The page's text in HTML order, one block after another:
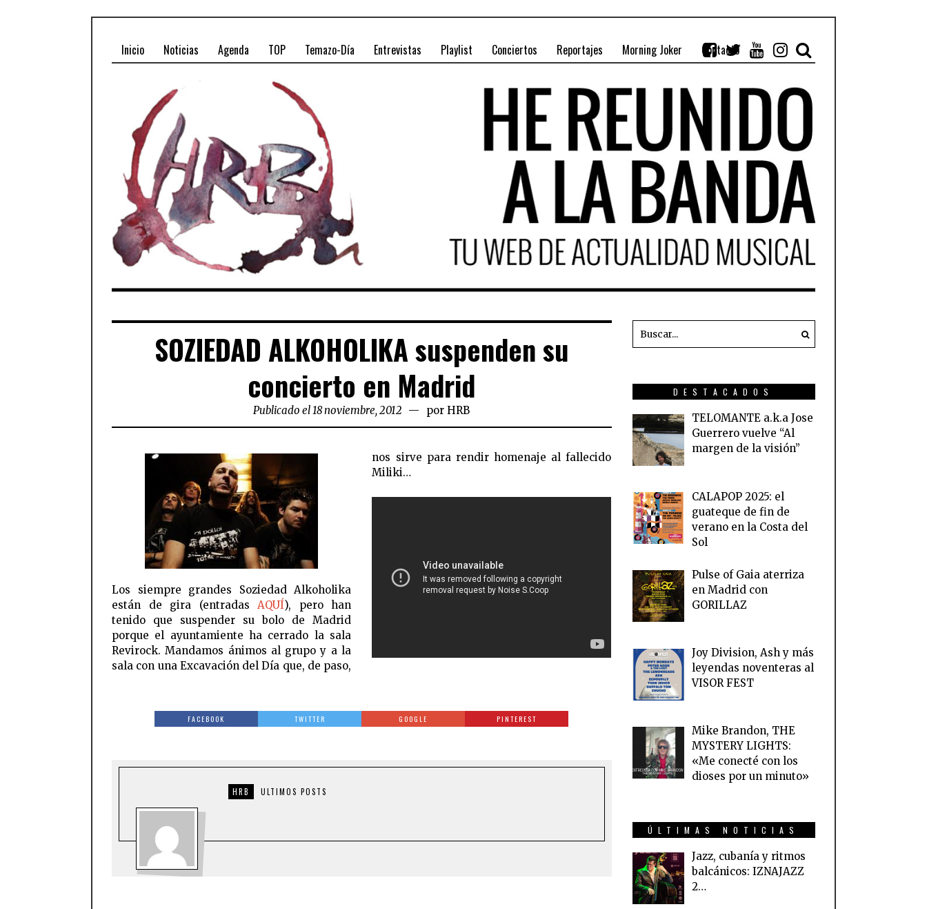
Inicio Noticias Agenda TOP Temazo-Día Entrevistas Playlist Conciertos Reportajes Morning Joker Contacto
SOZIEDAD ALKOHOLIKA suspenden su
concierto en Madrid
Publicado el 18 noviembre, 2012 porHRB
Los siempre grandes Soziedad Alkoholika
están de gira (entradas AQUÍ), pero han
tenido que suspender su bolo de Madrid
porque el ayuntamiente ha cerrado la sala
Revirock. Mandamos ánimos al grupo y a la
sala con una Excavación del Día que, de paso,
nos sirve para rendir homenaje al fallecido
Miliki…
FACEBOOK TWITTER GOOGLE PINTEREST
HRB ULTIMOS POSTS
DESTACADOS
TELOMANTE a.k.a Jose
Guerrero vuelve “Al
margen de la visión”
CALAPOP 2025: el
guateque de fin de
verano en la Costa del
Sol
Pulse of Gaia aterriza
en Madrid con
GORILLAZ
Joy Division, Ash y más
leyendas noventeras al
VISOR FEST
Mike Brandon, THE
MYSTERY LIGHTS:
«Me conecté con los
dioses por un minuto»
ÚLTIMAS NOTICIAS
Jazz, cubanía y ritmos
balcánicos: IZNAJAZZ
2…